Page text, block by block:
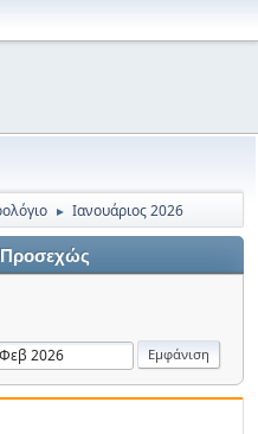
► Ιανουάριος 2026
Προσεχώς